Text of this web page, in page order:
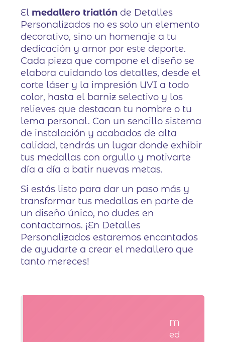
El medallero triatlón de Detalles
Personalizados no es solo un elemento
decorativo, sino un homenaje a tu
dedicación y amor por este deporte.
Cada pieza que compone el diseño se
elabora cuidando los detalles, desde el
corte láser y la impresión UVI a todo
color, hasta el barniz selectivo y los
relieves que destacan tu nombre o tu
lema personal. Con un sencillo sistema
de instalación y acabados de alta
calidad, tendrás un lugar donde exhibir
tus medallas con orgullo y motivarte
día a día a batir nuevas metas.
Si estás listo para dar un paso más y
transformar tus medallas en parte de
un diseño único, no dudes en
contactarnos. ¡En Detalles
Personalizados estaremos encantados
de ayudarte a crear el medallero que
tanto mereces!
M
ed